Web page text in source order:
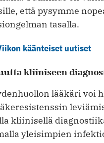
että pysymme
tasalla.
käänteiset uutiset
kliiniseen
lääkäri voi
kliinisellä
yleisimpien